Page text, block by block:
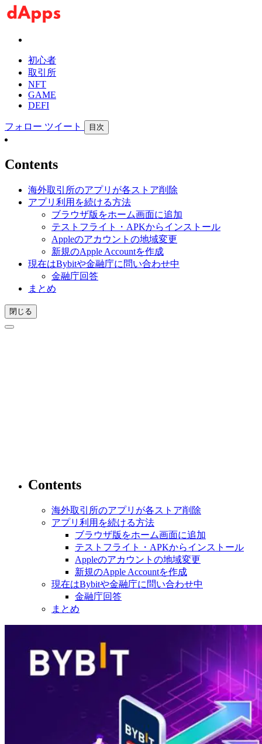
初心者
取引所
NFT
GAME
DEFI
フォロー ツイート 目次
Contents
海外取引所のアプリが各ストア削除
アプリ利用を続ける方法
ブラウザ版をホーム画面に追加
テストフライト・APKからインストール
Appleのアカウントの地域変更
新規のApple Accountを作成
現在はBybitや金融庁に問い合わせ中
金融庁回答
まとめ
閉じる
Contents
海外取引所のアプリが各ストア削除
アプリ利用を続ける方法
ブラウザ版をホーム画面に追加
テストフライト・APKからインストール
Appleのアカウントの地域変更
新規のApple Accountを作成
現在はBybitや金融庁に問い合わせ中
金融庁回答
まとめ